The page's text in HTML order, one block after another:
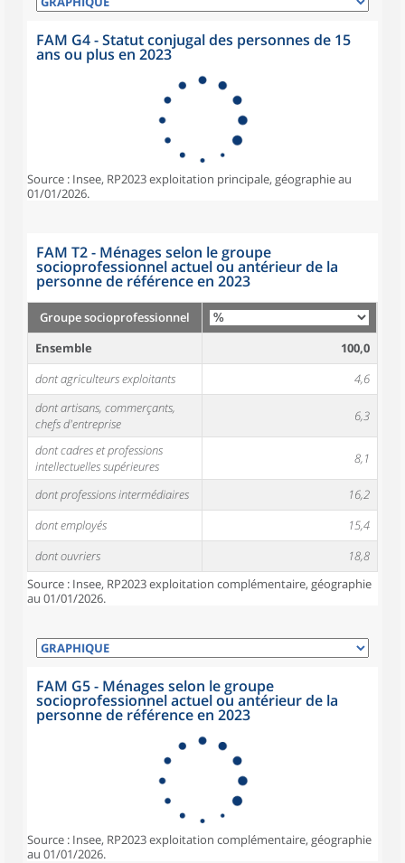
FAM G4 - Statut conjugal des personnes de 15
ans ou plus en 2023
Source : Insee, RP2023 exploitation principale, géographie au
01/01/2026.
FAM T2 - Ménages selon le groupe
socioprofessionnel actuel ou antérieur de la
personne de référence en 2023
Groupe socioprofessionnel
Ensemble
100,0
dont agriculteurs exploitants
4,6
dont artisans, commerçants,
chefs d'entreprise
6,3
dont cadres et professions
intellectuelles supérieures
8,1
dont professions intermédiaires
16,2
dont employés
15,4
dont ouvriers
18,8
Source : Insee, RP2023 exploitation complémentaire, géographie
au 01/01/2026.
FAM G5 - Ménages selon le groupe
socioprofessionnel actuel ou antérieur de la
personne de référence en 2023
Source : Insee, RP2023 exploitation complémentaire, géographie
au 01/01/2026.